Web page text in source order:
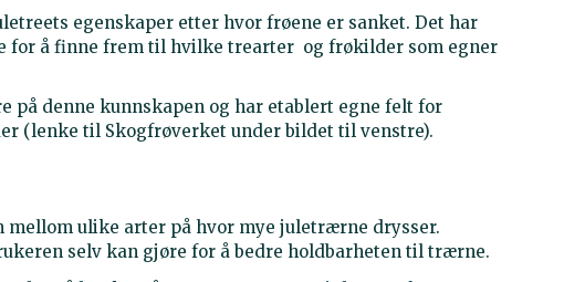
egenskaper etter hvor frøene er sanket. Det har
å finne frem til hvilke trearter og frøkilder som egner
på denne kunnskapen og har etablert egne felt for
(lenke til Skogfrøverket under bildet til venstre).
mellom ulike arter på hvor mye juletrærne drysser.
selv kan gjøre for å bedre holdbarheten til trærne.